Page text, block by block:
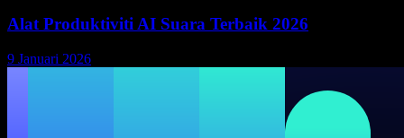
Alat Produktiviti AI Suara Terbaik 2026
9 Januari 2026